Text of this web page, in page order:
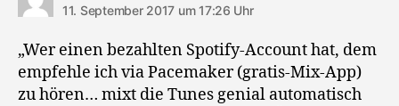
11. September 2017 um 17:26 Uhr
„Wer einen bezahlten Spotify-Account hat, dem
empfehle ich via Pacemaker (gratis-Mix-App)
zu hören… mixt die Tunes genial automatisch